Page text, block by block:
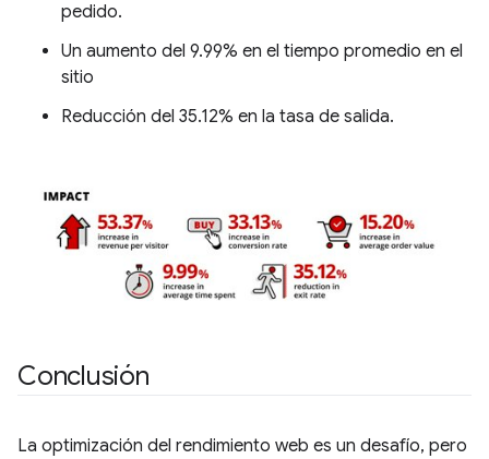
pedido.
Un aumento del 9.99% en el tiempo promedio en el
sitio
Reducción del 35.12% en la tasa de salida.
Conclusión
La optimización del rendimiento web es un desafío, pero